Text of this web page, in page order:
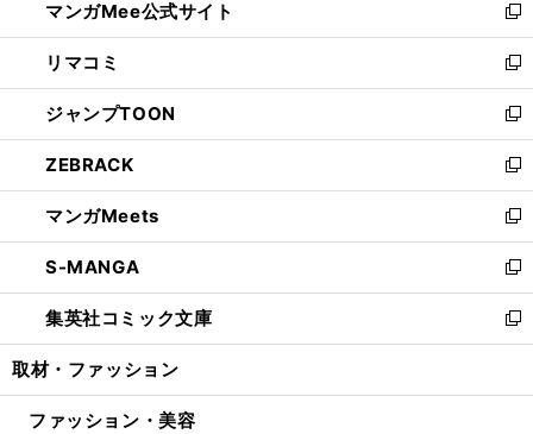
く
ド
ウ
で
開
く
ィ
ン
ド
ウ
で
開
く
い
ウ
ィ
ン
ド
ウ
で
開
く
マンガMee公式サイト
新
し
い
ウ
ィ
ン
ド
ウ
で
開
く
リマコミ
新
し
い
ウ
ィ
ン
ド
ウ
で
開
く
ジャンプTOON
新
し
い
ウ
ィ
ン
ド
ウ
で
開
ZEBRACK
新
し
い
ウ
ィ
ン
ド
ウ
開
マンガMeets
新
し
い
ウ
ィ
ン
ウ
S-MANGA
新
し
い
ウ
ン
集英社コミック文庫
新
し
ウ
取材・ファッション
ファッション・美容